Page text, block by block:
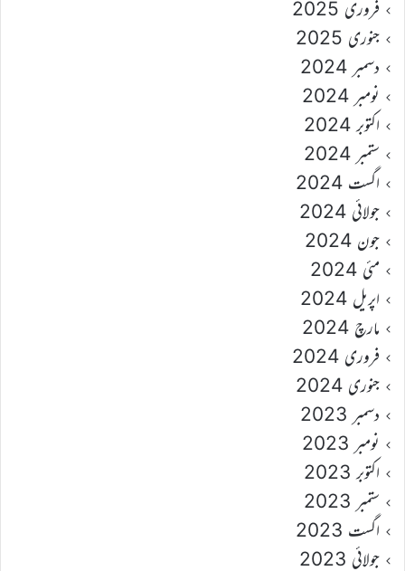
فروری 2025
جنوری 2025
دسمبر 2024
نومبر 2024
اکتوبر 2024
ستمبر 2024
اگست 2024
جولائی 2024
جون 2024
مئی 2024
اپریل 2024
مارچ 2024
فروری 2024
جنوری 2024
دسمبر 2023
نومبر 2023
اکتوبر 2023
ستمبر 2023
اگست 2023
جولائی 2023